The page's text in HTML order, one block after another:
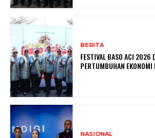
BERITA
FESTIVAL BASO ACI 2026
PERTUMBUHAN
NASIONAL